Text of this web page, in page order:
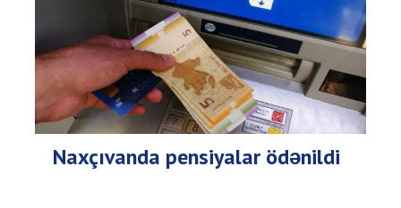
Naxçıvanda pensiyalar ödənildi